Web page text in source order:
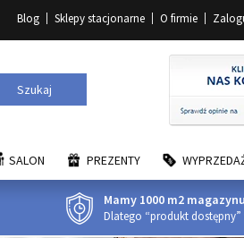
Blog Sklepy stacjonarne O firmie
Szukaj
SALON PREZENTY
Mamy 1000 m2 magazynu
Dlatego “produkt dostępny”